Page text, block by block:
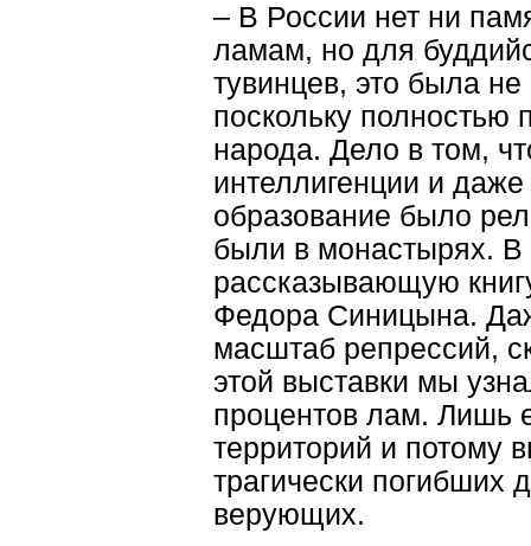
– В России нет ни
ламам, но для
тувинцев, это была
поскольку полностью
народа. Дело в том,
интеллигенции и
образование было
были в монастырях.
рассказывающую
Федора Синицына.
масштаб репрессий,
этой выставки мы
процентов лам. Лишь
территорий и потому
трагически погибших
верующих.